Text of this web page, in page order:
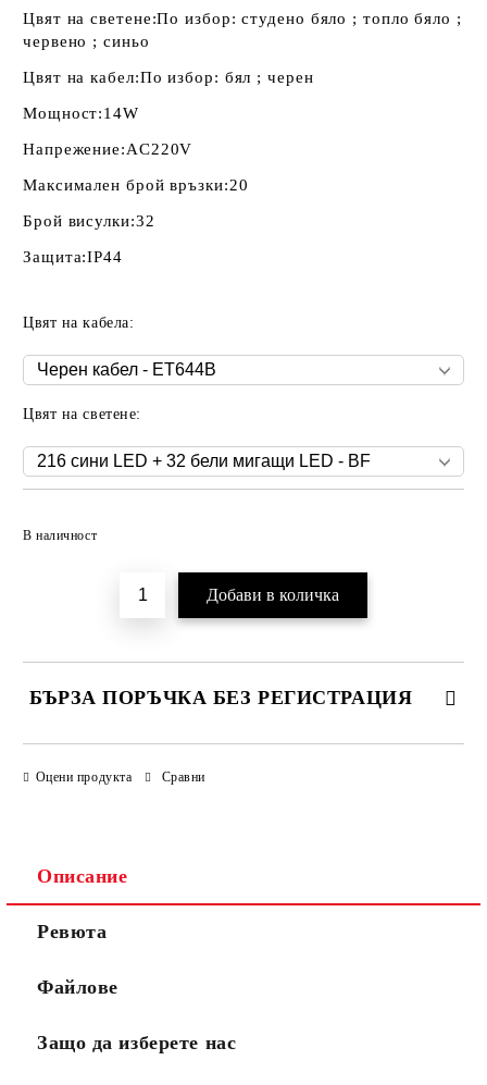
Цвят на светене:По избор: студено бяло ; топло бяло ;
червено ; синьо
Цвят на кабел:По избор: бял ; черен
Мощност:14W
Напрежение:AC220V
Максимален брой връзки:20
Брой висулки:32
Защита:IP44
Цвят на кабела:
Цвят на светене:
В наличност
БЪРЗА ПОРЪЧКА БЕЗ РЕГИСТРАЦИЯ
Моля, проверете дали сте изписали правилно
"Купи сега", Вие се съгласявате с
Оцени продукта Сравни
Описание
Ревюта
Файлове
Защо да изберете нас